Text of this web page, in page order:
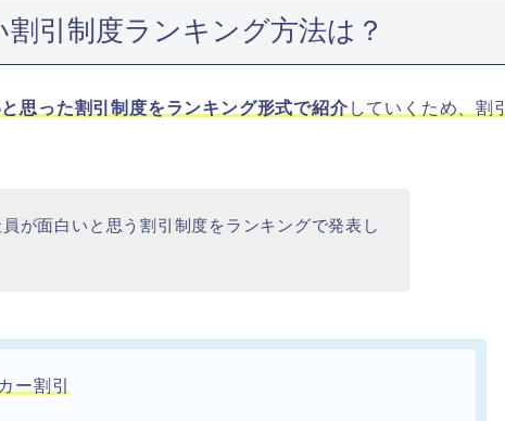
引制度ランキング方法は？
思った割引制度をランキング形式で紹介 していくため、割引
が面白いと思う割引制度をランキングで発表し
ー割引